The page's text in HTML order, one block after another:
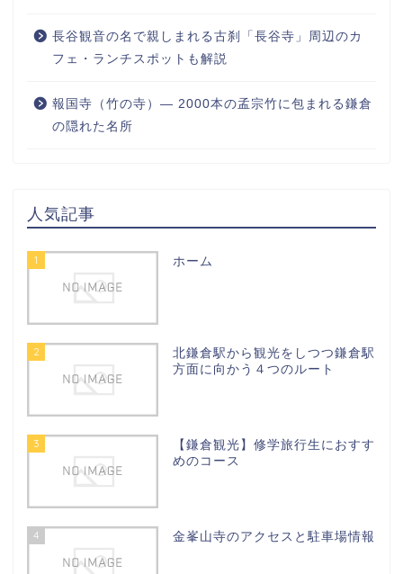
長谷観音の名で親しまれる古刹「長谷寺」周辺のカ
フェ・ランチスポットも解説
報国寺（竹の寺）― 2000本の孟宗竹に包まれる鎌倉
の隠れた名所
人気記事
1 ホーム
2
北鎌倉駅から観光をしつつ鎌倉駅
方面に向かう４つのルート
3
【鎌倉観光】修学旅行生におすす
めのコース
4 金峯山寺のアクセスと駐車場情報